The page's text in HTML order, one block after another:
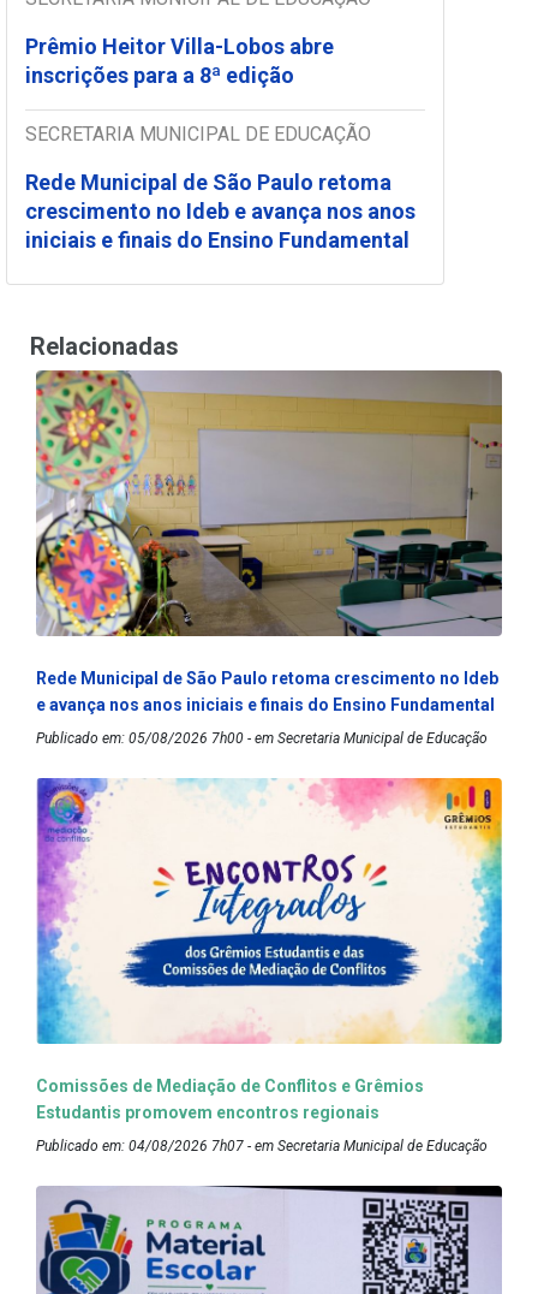
Prêmio Heitor Villa-Lobos abre
inscrições para a 8ª edição
SECRETARIA MUNICIPAL DE EDUCAÇÃO
Rede Municipal de São Paulo retoma
crescimento no Ideb e avança nos anos
iniciais e finais do Ensino Fundamental
Relacionadas
Rede Municipal de São Paulo retoma crescimento no Ideb
e avança nos anos iniciais e finais do Ensino Fundamental
Publicado em: 05/08/2026 7h00 - em Secretaria Municipal de Educação
Comissões de Mediação de Conflitos e Grêmios
Estudantis promovem encontros regionais
Publicado em: 04/08/2026 7h07 - em Secretaria Municipal de Educação